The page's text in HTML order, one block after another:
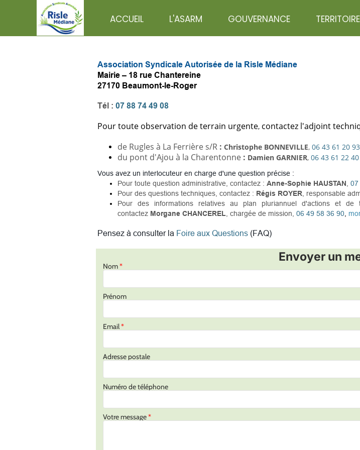
ACCUEIL L'ASARM GOUVERNANCE TERRITOIRE
Association Syndicale Autorisée de la Risle Médiane
Mairie – 18 rue Chantereine
27170 Beaumont-le-Roger
Tél : 07 88 74 49 08
Pour toute observation de terrain urgente, contactez l'adjoint
de Rugles à La Ferrière s/R : Christophe BONNEVILLE, 06 43 61 20 93
du pont d'Ajou à la Charentonne : Damien GARNIER, 06 43 61 22 40
Vous avez un interlocuteur en charge d'une question précise :
Pour toute question administrative, contactez : Anne-Sophie HAUSTAN 07
Pour des questions techniques, contactez : Régis ROYER , responsable
Pour des informations relatives au plan pluriannuel d'actions et
contactez Morgane CHANCEREL chargée de mission, 06 49 58 36 90
Pensez à consulter la Foire aux Questions (FAQ)
Envoyer un
Nom*
Prénom
Email*
Adresse postale
Numéro de téléphone
Votre message*